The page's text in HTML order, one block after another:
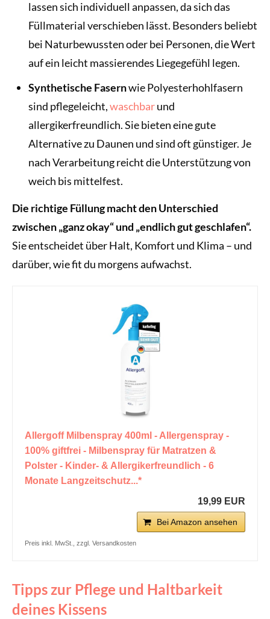
lassen sich individuell anpassen, da sich das
Füllmaterial verschieben lässt. Besonders beliebt
bei Naturbewussten oder bei Personen, die Wert
auf ein leicht massierendes Liegegefühl legen.
Synthetische Fasernwie Polyesterhohlfasern
sind pflegeleicht,waschbarund
allergikerfreundlich. Sie bieten eine gute
Alternative zu Daunen und sind oft günstiger. Je
nach Verarbeitung reicht die Unterstützung von
weich bis mittelfest.
Die richtige Füllung macht den Unterschied
zwischen „ganz okay“ und „endlich gut geschlafen“.
Sie entscheidet über Halt, Komfort und Klima – und
darüber, wie fit du morgens aufwachst.
Allergoff Milbenspray 400ml - Allergenspray -
100% giftfrei - Milbenspray für Matratzen &
Polster - Kinder- & Allergikerfreundlich - 6
Monate Langzeitschutz...*
19,99 EUR
Bei Amazon ansehen
Preis inkl. MwSt., zzgl. Versandkosten
Tipps zur Pflege und Haltbarkeit
deines Kissens